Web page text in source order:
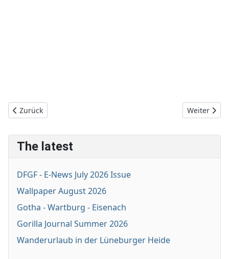
Vorheriger Beitrag: Alfred B. Maclay Gardens State Park
Zurück Nächster
Weiter
The latest
DFGF - E-News July 2026 Issue
Wallpaper August 2026
Gotha - Wartburg - Eisenach
Gorilla Journal Summer 2026
Wanderurlaub in der Lüneburger Heide